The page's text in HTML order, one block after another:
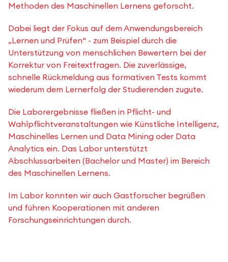
Methoden des Maschinellen Lernens geforscht.
Dabei liegt der Fokus auf dem Anwendungsbereich
„Lernen und Prüfen“ - zum Beispiel durch die
Unterstützung von menschlichen Bewertern bei der
Korrektur von Freitextfragen. Die zuverlässige,
schnelle Rückmeldung aus formativen Tests kommt
wiederum dem Lernerfolg der Studierenden zugute.
Die Laborergebnisse fließen in Pflicht- und
Wahlpflichtveranstaltungen wie Künstliche Intelligenz,
Maschinelles Lernen und Data Mining oder Data
Analytics ein. Das Labor unterstützt
Abschlussarbeiten (Bachelor und Master) im Bereich
des Maschinellen Lernens.
Im Labor konnten wir auch Gastforscher begrüßen
und führen Kooperationen mit anderen
Forschungseinrichtungen durch.